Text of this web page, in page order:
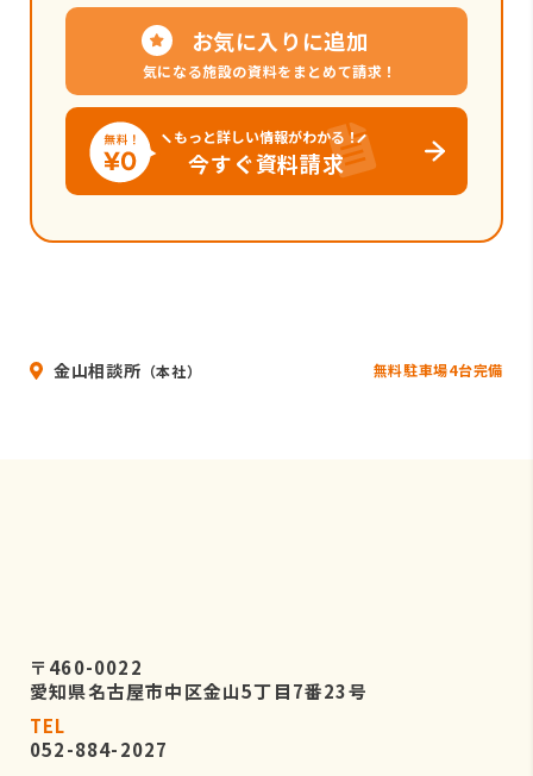
お気に入りに追加
気になる施設の資料をまとめて請求！
もっと詳しい情報がわかる！
今すぐ資料請求
金山相談所 （本社） 無料駐車場4台完備
〒460-0022
愛知県名古屋市中区金山5丁目7番23号
TEL
052-884-2027